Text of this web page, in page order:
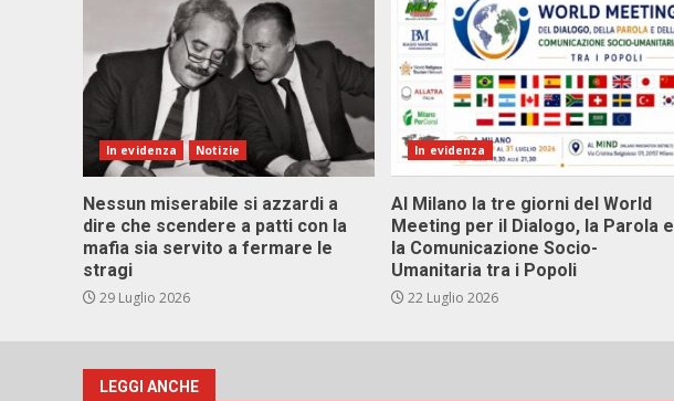
In evidenza Notizie
Nessun miserabile si azzardi a
dire che scendere a patti con la
mafia sia servito a fermare le
stragi
29 Luglio 2026
In evidenza
Al Milano la tre giorni del World
Meeting per il Dialogo, la Parola e
la Comunicazione Socio-
Umanitaria tra i Popoli
22 Luglio 2026
LEGGI ANCHE